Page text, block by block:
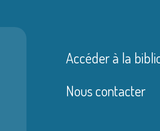
Accéder à la
Nous contacter